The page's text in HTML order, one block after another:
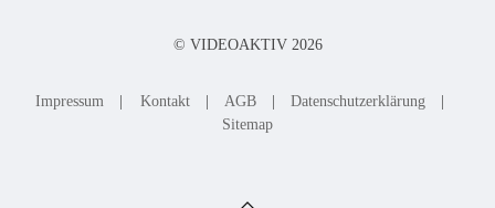
© VIDEOAKTIV 2026
Impressum Kontakt AGB Datenschutzerklärung
Sitemap